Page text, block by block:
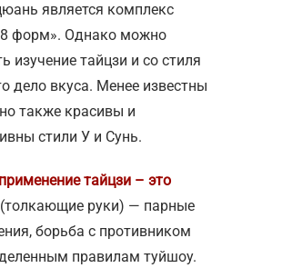
является комплекс
форм». Однако можно
изучение тайцзи и со стиля
дело вкуса. Менее известны
также красивы и
стили У и Сунь.
тайцзи – это
(толкающие руки) — парные
борьба с противником
правилам туйшоу.